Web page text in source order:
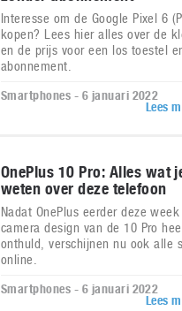
Interesse om de Google Pixel 6
kopen? Lees hier alles over de
en de prijs voor een los toestel
abonnement.
Smartphones - 6 januari 2022
Lees
OnePlus 10 Pro: Alles wat
weten over deze telefoon
Nadat OnePlus eerder deze
camera design van de 10 Pro
onthuld, verschijnen nu ook alle
online.
Smartphones - 6 januari 2022
Lees